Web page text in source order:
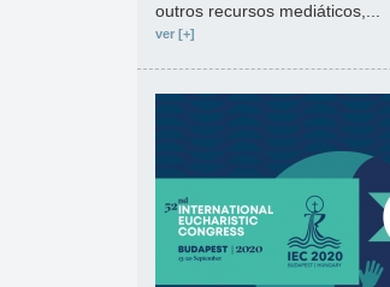
outros recursos mediáticos,...
ver [+]